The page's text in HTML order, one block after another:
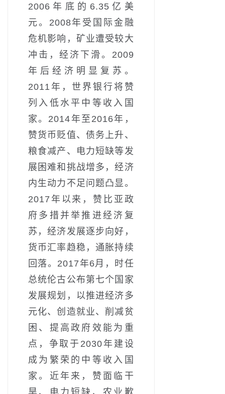
2006年底的6.35亿美
元。2008年受国际金融
危机影响，矿业遭受较大
冲击，经济下滑。2009
年后经济明显复苏。
2011年，世界银行将赞
列入低水平中等收入国
家。2014年至2016年，
赞货币贬值、债务上升、
粮食减产、电力短缺等发
展困难和挑战增多，经济
内生动力不足问题凸显。
2017年以来，赞比亚政
府多措并举推进经济复
苏，经济发展逐步向好，
货币汇率趋稳，通胀持续
回落。2017年6月，时任
总统伦古公布第七个国家
发展规划，以推进经济多
元化、创造就业、削减贫
困、提高政府效能为重
点，争取于2030年建设
成为繁荣的中等收入国
家。近年来，赞面临干
旱、电力短缺、农业歉